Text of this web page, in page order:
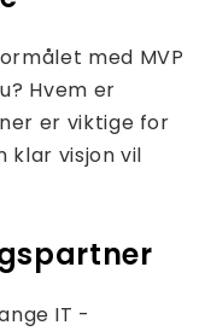
med MVP
Hvem er
er viktige for
klar visjon vil
IT -